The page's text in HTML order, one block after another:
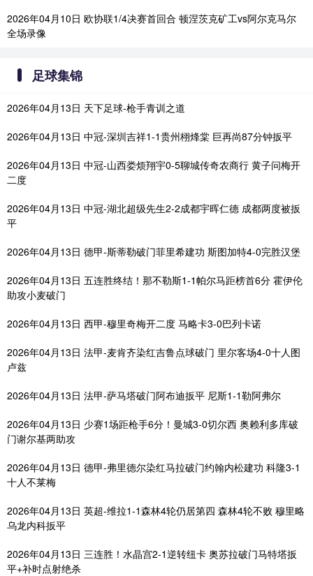
2026年04月10日 欧协联1/4决赛首回合 顿涅茨克矿工vs阿尔克马尔
全场录像
足球集锦
2026年04月13日 天下足球-枪手青训之道
2026年04月13日 中冠-深圳吉祥1-1贵州栩烽棠 巨再尚87分钟扳平
2026年04月13日 中冠-山西娄烦翔宇0-5聊城传奇农商行 黄子问梅开
二度
2026年04月13日 中冠-湖北超级先生2-2成都宇晖仁德 成都两度被扳
平
2026年04月13日 德甲-斯蒂勒破门菲里希建功 斯图加特4-0完胜汉堡
2026年04月13日 五连胜终结！那不勒斯1-1帕尔马距榜首6分 霍伊伦
助攻小麦破门
2026年04月13日 西甲-穆里奇梅开二度 马略卡3-0巴列卡诺
2026年04月13日 法甲-麦肯齐染红吉鲁点球破门 里尔客场4-0十人图
卢兹
2026年04月13日 法甲-萨马塔破门阿布迪扳平 尼斯1-1勒阿弗尔
2026年04月13日 少赛1场距枪手6分！曼城3-0切尔西 奥赖利多库破
门谢尔基两助攻
2026年04月13日 德甲-弗里德尔染红马拉破门约翰内松建功 科隆3-1
十人不莱梅
2026年04月13日 英超-维拉1-1森林4轮仍居第四 森林4轮不败 穆里略
乌龙内科扳平
2026年04月13日 三连胜！水晶宫2-1逆转纽卡 奥苏拉破门马特塔扳
平+补时点射绝杀